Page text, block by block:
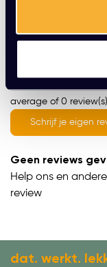
Wat onze
average of 0 review(s)
Schrijf je eigen
Geen reviews
Help ons en
review
dat. werkt.